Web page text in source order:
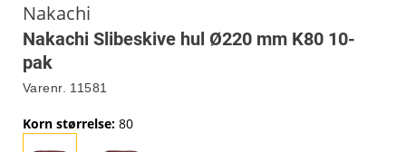
Nakachi
Nakachi Slibeskive hul Ø220 mm K80 10-
pak
Varenr. 11581
Korn størrelse: 80